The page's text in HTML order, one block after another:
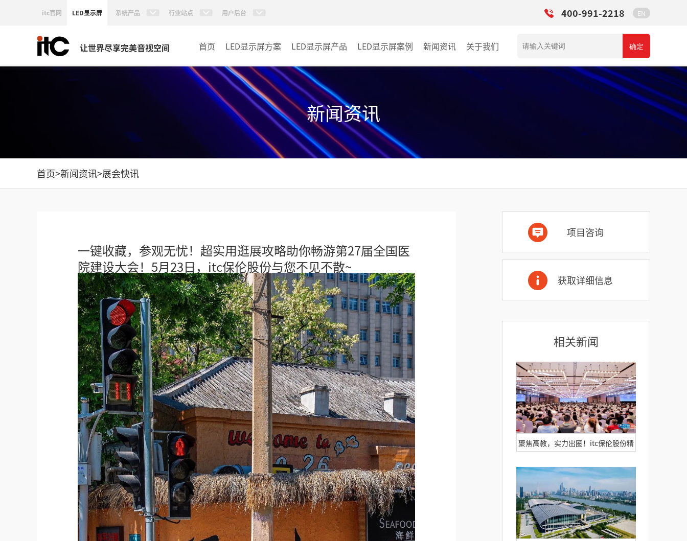
itc官网 LED显示屏 系统产品 行业站点 用户后台 400-991-2218 EN
让世界尽享完美音视空间 首页 LED显示屏方案 LED显示屏产品
小间距LED显示屏
室内LED显示屏
户外LED显示屏
租赁LED显示屏
LED柔性屏
LED地砖显示屏
AI智慧LED一体机系统
LED配件
LED显示屏案例
其它
新闻资讯 关于我们 确定
新闻资讯
首页>新闻资讯>展会快讯
一键收藏，参观无忧！超实用逛展攻略助你畅游第27届全国医
院建设大会！5月23日，itc保伦股份与您不见不散~
项目咨询
获取详细信息
相关新闻
聚焦高教，实力出圈！itc保伦股份精